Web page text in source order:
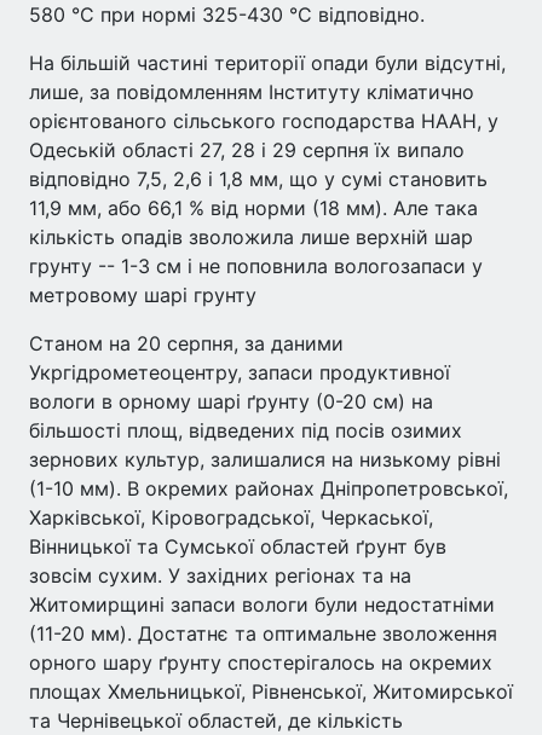
580 °С при нормі 325-430 °С відповідно.
На більшій частині території опади були відсутні,
лише, за повідомленням Інституту кліматично
орієнтованого сільського господарства НААН, у
Одеській області 27, 28 і 29 серпня їх випало
відповідно 7,5, 2,6 і 1,8 мм, що у сумі становить
11,9 мм, або 66,1 % від норми (18 мм). Але така
кількість опадів зволожила лише верхній шар
грунту -- 1-3 см і не поповнила вологозапаси у
метровому шарі грунту
Станом на 20 серпня, за даними
Укргідрометеоцентру, запаси продуктивної
вологи в орному шарі ґрунту (0-20 см) на
більшості площ, відведених під посів озимих
зернових культур, залишалися на низькому рівні
(1-10 мм). В окремих районах Дніпропетровської,
Харківської, Кіровоградської, Черкаської,
Вінницької та Сумської областей ґрунт був
зовсім сухим. У західних регіонах та на
Житомирщині запаси вологи були недостатніми
(11-20 мм). Достатнє та оптимальне зволоження
орного шару ґрунту спостерігалось на окремих
площах Хмельницької, Рівненської, Житомирської
та Чернівецької областей, де кількість